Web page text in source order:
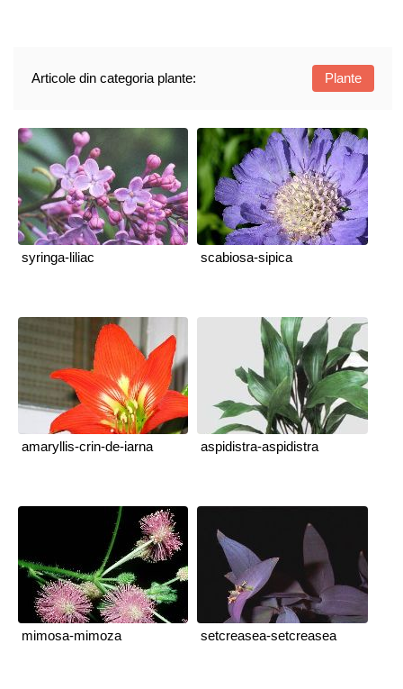
Articole din categoria plante: Plante
syringa-liliac scabiosa-sipica
amaryllis-crin-de-iarna aspidistra-aspidistra
mimosa-mimoza setcreasea-setcreasea